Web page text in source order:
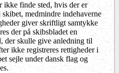
ikke finde sted, hvis der er
medmindre indehaverne
giver skriftligt samtykke
der på skibsbladet en
der skulle give anledning til
ikke registreres rettigheder i
sejle under dansk flag og